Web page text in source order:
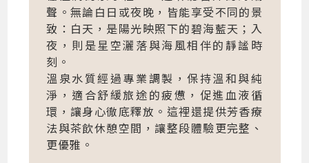
聲。無論白日或夜晚，皆能享受不同的景
致：白天，是陽光映照下的碧海藍天；入
夜，則是星空灑落與海風相伴的靜謐時
刻。
溫泉水質經過專業調製，保持溫和與純
淨，適合舒緩旅途的疲憊，促進血液循
環，讓身心徹底釋放。這裡還提供芳香療
法與茶飲休憩空間，讓整段體驗更完整、
更優雅。